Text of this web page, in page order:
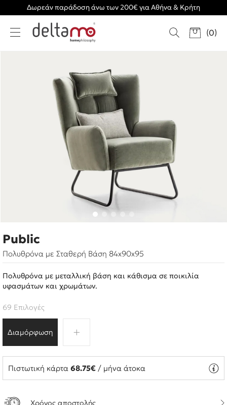
Δωρεάν παράδοση άνω των 200€ για Αθήνα & Κρήτη
(0)
Public
Πολυθρόνα με Σταθερή Βάση 84x90x95
Πολυθρόνα με μεταλλική βάση και κάθισμα σε ποικιλία
υφασμάτων και χρωμάτων.
Διαμόρφωση
69 Επιλογές
Πιστωτική κάρτα 68.75€ / μήνα άτοκα
Χρόνος αποστολής